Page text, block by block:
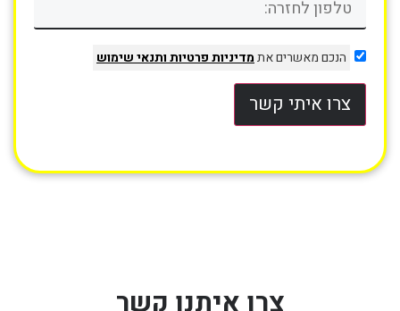
הנכם מאשרים אתמדיניות פרטיותותנאי שימוש
צרו איתי קשר